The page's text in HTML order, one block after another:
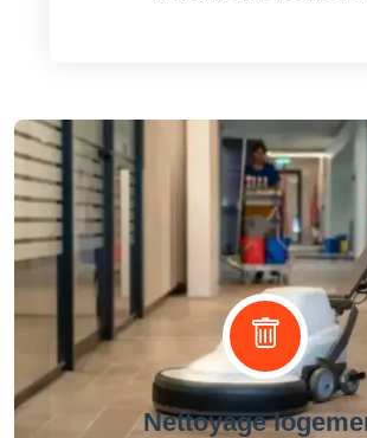
Nettoyage